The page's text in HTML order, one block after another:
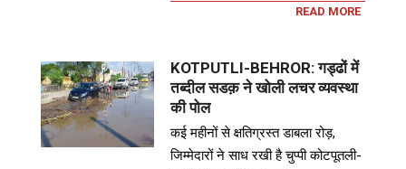
READ MORE
KOTPUTLI-BEHROR: गड्ढों में
तब्दील सडक़ ने खोली लचर व्यवस्था
की पोल
कई महीनों से क्षतिग्रस्त डाबला रोड़,
जिम्मेदारों ने साध रखी है चुप्पी कोटपूतली-